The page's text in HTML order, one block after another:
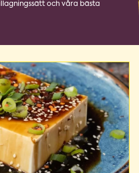
och våra bästa